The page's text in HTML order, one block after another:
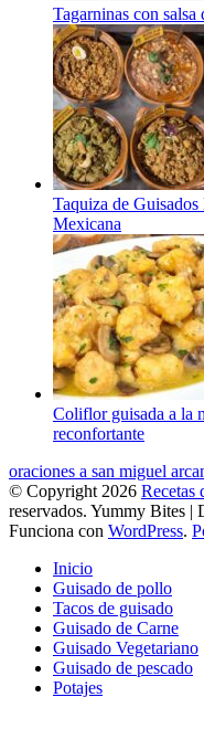
Tagarninas con
Taquiza de
Mexicana
Coliflor guisada a la
reconfortante
oraciones a san miguel
© Copyright 2026 Recetas
reservados. Yummy Bites |
Funciona con WordPress.
Inicio
Guisado de pollo
Tacos de guisado
Guisado de Carne
Guisado Vegetariano
Guisado de pescado
Potajes